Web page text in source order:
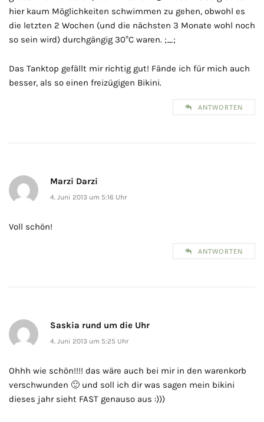
hier kaum Möglichkeiten schwimmen zu gehen, obwohl es
die letzten 2 Wochen (und die nächsten 3 Monate wohl noch
so sein wird) durchgängig 30°C waren. ;_;
Das Tanktop gefällt mir richtig gut! Fände ich für mich auch
besser, als so einen freizügigen Bikini.
ANTWORTEN
Marzi Darzi
4. Juni 2013 um 5:16 Uhr
Voll schön!
ANTWORTEN
Saskia rund um die Uhr
4. Juni 2013 um 5:25 Uhr
Ohhh wie schön!!!! das wäre auch bei mir in den warenkorb
verschwunden 🙂 und soll ich dir was sagen mein bikini
dieses jahr sieht FAST genauso aus :)))